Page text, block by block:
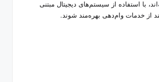
با استفاده از سیستم‌های دیجیتال مبتنی
از خدمات وام‌دهی بهره‌مند شوند.